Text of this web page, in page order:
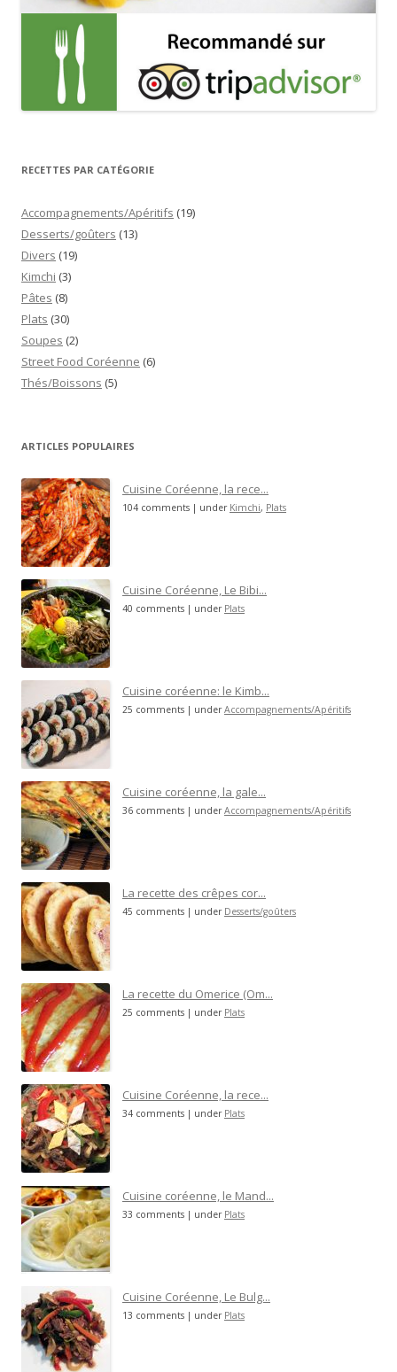
RECETTES PAR CATÉGORIE
Accompagnements/Apéritifs (19)
Desserts/goûters (13)
Divers (19)
Kimchi (3)
Pâtes (8)
Plats (30)
Soupes (2)
Street Food Coréenne (6)
Thés/Boissons (5)
ARTICLES POPULAIRES
Cuisine Coréenne, la rece...
104 comments | under Kimchi, Plats
Cuisine Coréenne, Le Bibi...
40 comments | under Plats
Cuisine coréenne: le Kimb...
25 comments | underAccompagnements/Apéritifs
Cuisine coréenne, la gale...
36 comments | underAccompagnements/Apéritifs
La recette des crêpes cor...
45 comments | under Desserts/goûters
La recette du Omerice (Om...
25 comments | under Plats
Cuisine Coréenne, la rece...
34 comments | under Plats
Cuisine coréenne, le Mand...
33 comments | under Plats
Cuisine Coréenne, Le Bulg...
13 comments | under Plats